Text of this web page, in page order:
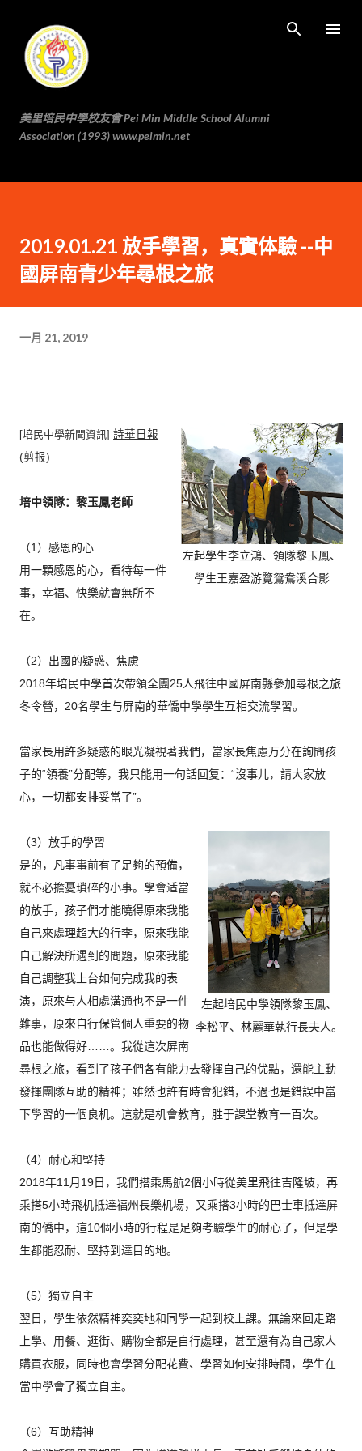
美里培民中學校友會 Pei Min Middle School Alumni
Association (1993) www.peimin.net
2019.01.21 放手學習，真實体驗 --中
國屏南青少年尋根之旅
一月 21, 2019
左起學生李立鴻、領隊黎玉鳳、
學生王嘉盈游覽鴛鴦溪合影
[培民中學新聞資訊] 詩華日報
(剪报)
培中領隊：黎玉鳳老師
（1）感恩的心
用一顆感恩的心，看待每一件
事，幸福、快樂就會無所不
在。
（2）出國的疑惑、焦慮
2018年培民中學首次帶領全團25人飛往中國屏南縣參加尋根之旅
冬令營，20名學生与屏南的華僑中學學生互相交流學習。
當家長用許多疑惑的眼光凝視著我們， 當家長焦慮万分在詢問孩
子的“領養”分配等， 我只能用一句話回复：“沒事儿，請大家放
心，一切都安排妥當了”。
左起培民中學領隊黎玉鳳、
李松平、林麗華執行長夫人。
（3）放手的學習
是的，凡事事前有了足夠的預備，
就不必擔憂瑣碎的小事。 學會适當
的放手，孩子們才能曉得原來我能
自己來處理超大的行李， 原來我能
自己解決所遇到的問題， 原來我能
自己調整我上台如何完成我的表
演， 原來与人相處溝通也不是一件
難事， 原來自行保管個人重要的物
品也能做得好……。 我從這次屏南
尋根之旅，看到了孩子們各有能力去發揮自己的优點， 還能主動
發揮團隊互助的精神；雖然也許有時會犯錯， 不過也是錯誤中當
下學習的一個良机。這就是机會教育， 胜于課堂教育一百次。
（4）耐心和堅持
2018年11月19日， 我們搭乘馬航2個小時從美里飛往吉隆坡， 再
乘搭5小時飛机抵達福州長樂机場， 又乘搭3小時的巴士車抵達屏
南的僑中， 這10個小時的行程是足夠考驗學生的耐心了，但是學
生都能忍耐、 堅持到達目的地。
（5）獨立自主
翌日，學生依然精神奕奕地和同學一起到校上課。 無論來回走路
上學、用餐、逛街、購物全都是自行處理， 甚至還有為自己家人
購買衣服，同時也會學習分配花費、 學習如何安排時間，學生在
當中學會了獨立自主。
（6）互助精神